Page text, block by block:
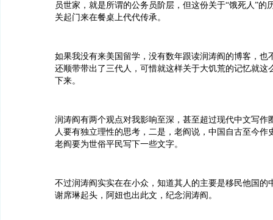
员世家，就是所谓的公务员阶层，但这份关于“饿死人”的
关起门来在餐桌上代代传承。
如果我没有来美国留学，没有数年跟读润涛阎的博客，也
还顺带带出了三代人，可惜就这样关于大饥荒的记忆就这
下来。
润涛阎有两个观点对我影响至深，甚至超过现代中文写作
人要有独立理性的思考，二是，老阎说，中国自古至今作
老阎要为世俗平民写下一些文字。
不过润涛阎实实在在小众，知道其人的主要是移民他国的
谢席琳起头，阿妞也出此文，纪念润涛阎。